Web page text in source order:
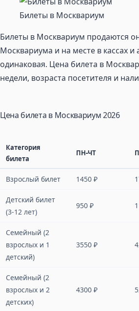
Билеты в Москвариум
Билеты в Москвариум продаются
Москвариума и на месте в кассах
одинаковая. Цена билета в
недели, возраста посетителя и
Цена билета в Москвариум 2026
Категория
билета
ПН-ЧТ
Взрослый билет 1450 ₽
Детский билет
(3-12 лет)
950 ₽
Семейный (2
взрослых и 1
детский)
3550 ₽
Семейный (2
взрослых и 2
детских)
4300 ₽